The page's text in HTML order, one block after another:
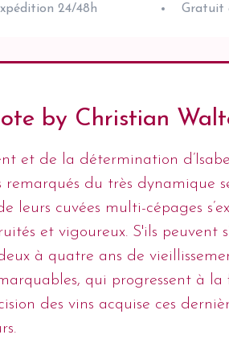
24/48h
Gratuit
by Christian
et de la détermination
remarqués du très dynamique
leurs cuvées multi-cépages
et vigoureux. S'ils
à quatre ans de
qui progressent à
des vins acquise ces